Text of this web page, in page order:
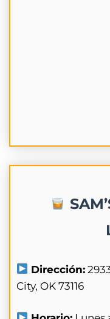
Dirección:
City, OK 73116